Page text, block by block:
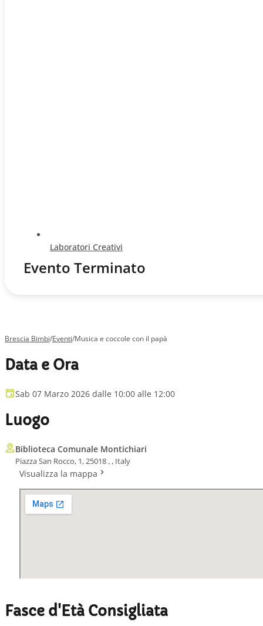
Laboratori Creativi
Evento Terminato
Brescia Bimbi/Eventi/Musica e coccole con il papà
Data e Ora
Sab 07 Marzo 2026 dalle 10:00 alle 12:00
Luogo
Biblioteca Comunale Montichiari
Piazza San Rocco, 1, 25018 , , Italy
Visualizza la mappa
Fasce d'Età Consigliata